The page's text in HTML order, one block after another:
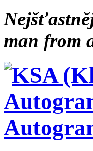
man from